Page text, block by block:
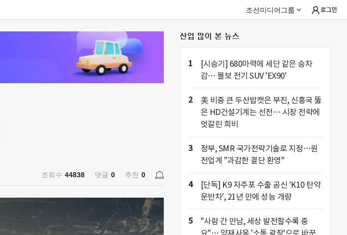
조선미디어그룹 로그인
조회수 44838 댓글 0 추천 0
산업 많이 본 뉴스